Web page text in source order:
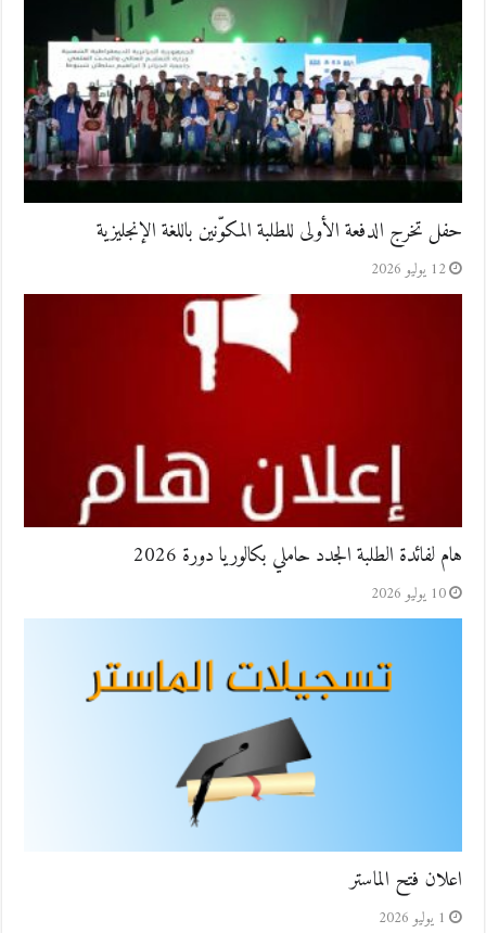
حفل تخرج الدفعة الأولى للطلبة المكوّنين باللغة الإنجليزية
12 يوليو 2026
هام لفائدة الطلبة الجدد حاملي بكالوريا دورة 2026
10 يوليو 2026
اعلان فتح الماستر
1 يوليو 2026